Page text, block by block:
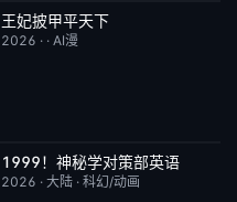
完结
王妃披甲平天下
2026 · · AI漫
更新至第3集 10.0
1999！神秘学对策部英语
2026 · 大陆 · 科幻/动画